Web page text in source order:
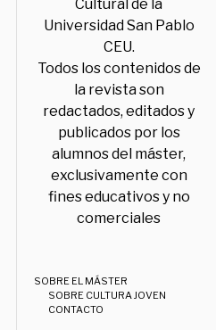
Cultural de la
Universidad San Pablo
CEU.
Todos los contenidos de
la revista son
redactados, editados y
publicados por los
alumnos del máster,
exclusivamente con
fines educativos y no
comerciales
SOBRE EL MÁSTER
SOBRE CULTURA JOVEN
CONTACTO